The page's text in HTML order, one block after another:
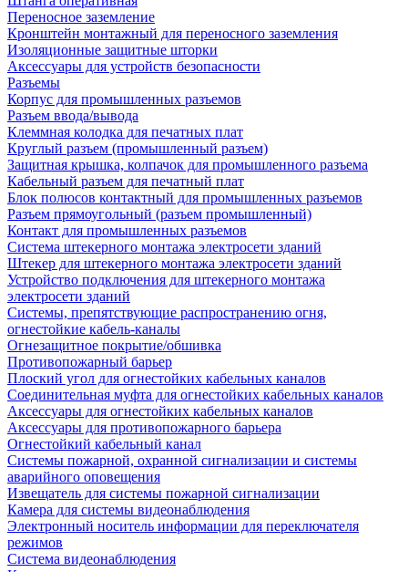
Переносное заземление
Кронштейн монтажный для переносного заземления
Изоляционные защитные шторки
Аксессуары для устройств безопасности
Разъемы
Корпус для промышленных разъемов
Разъем ввода/вывода
Клеммная колодка для печатных плат
Круглый разъем (промышленный разъем)
Защитная крышка, колпачок для промышленного разъема
Кабельный разъем для печатный плат
Блок полюсов контактный для промышленных разъемов
Разъем прямоугольный (разъем промышленный)
Контакт для промышленных разъемов
Система штекерного монтажа электросети зданий
Штекер для штекерного монтажа электросети зданий
Устройство подключения для штекерного монтажа
электросети зданий
Системы, препятствующие распространению огня,
огнестойкие кабель-каналы
Огнезащитное покрытие/обшивка
Противопожарный барьер
Плоский угол для огнестойких кабельных каналов
Соединительная муфта для огнестойких кабельных каналов
Аксессуары для огнестойких кабельных каналов
Аксессуары для противопожарного барьера
Огнестойкий кабельный канал
Системы пожарной, охранной сигнализации и системы
аварийного оповещения
Извещатель для системы пожарной сигнализации
Камера для системы видеонаблюдения
Электронный носитель информации для переключателя
режимов
Система видеонаблюдения